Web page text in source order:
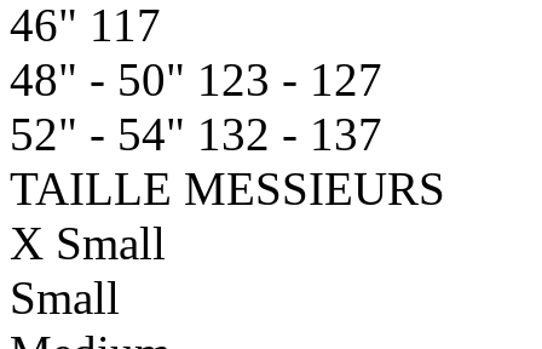
46" 117
48" - 50" 123 - 127
52" - 54" 132 - 137
TAILLE MESSIEURS
X Small
Small